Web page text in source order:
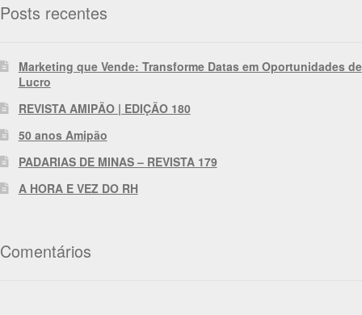
Posts recentes
Marketing que Vende: Transforme Datas em Oportunidades de
Lucro
REVISTA AMIPÃO | EDIÇÃO 180
50 anos Amipão
PADARIAS DE MINAS – REVISTA 179
A HORA E VEZ DO RH
Comentários